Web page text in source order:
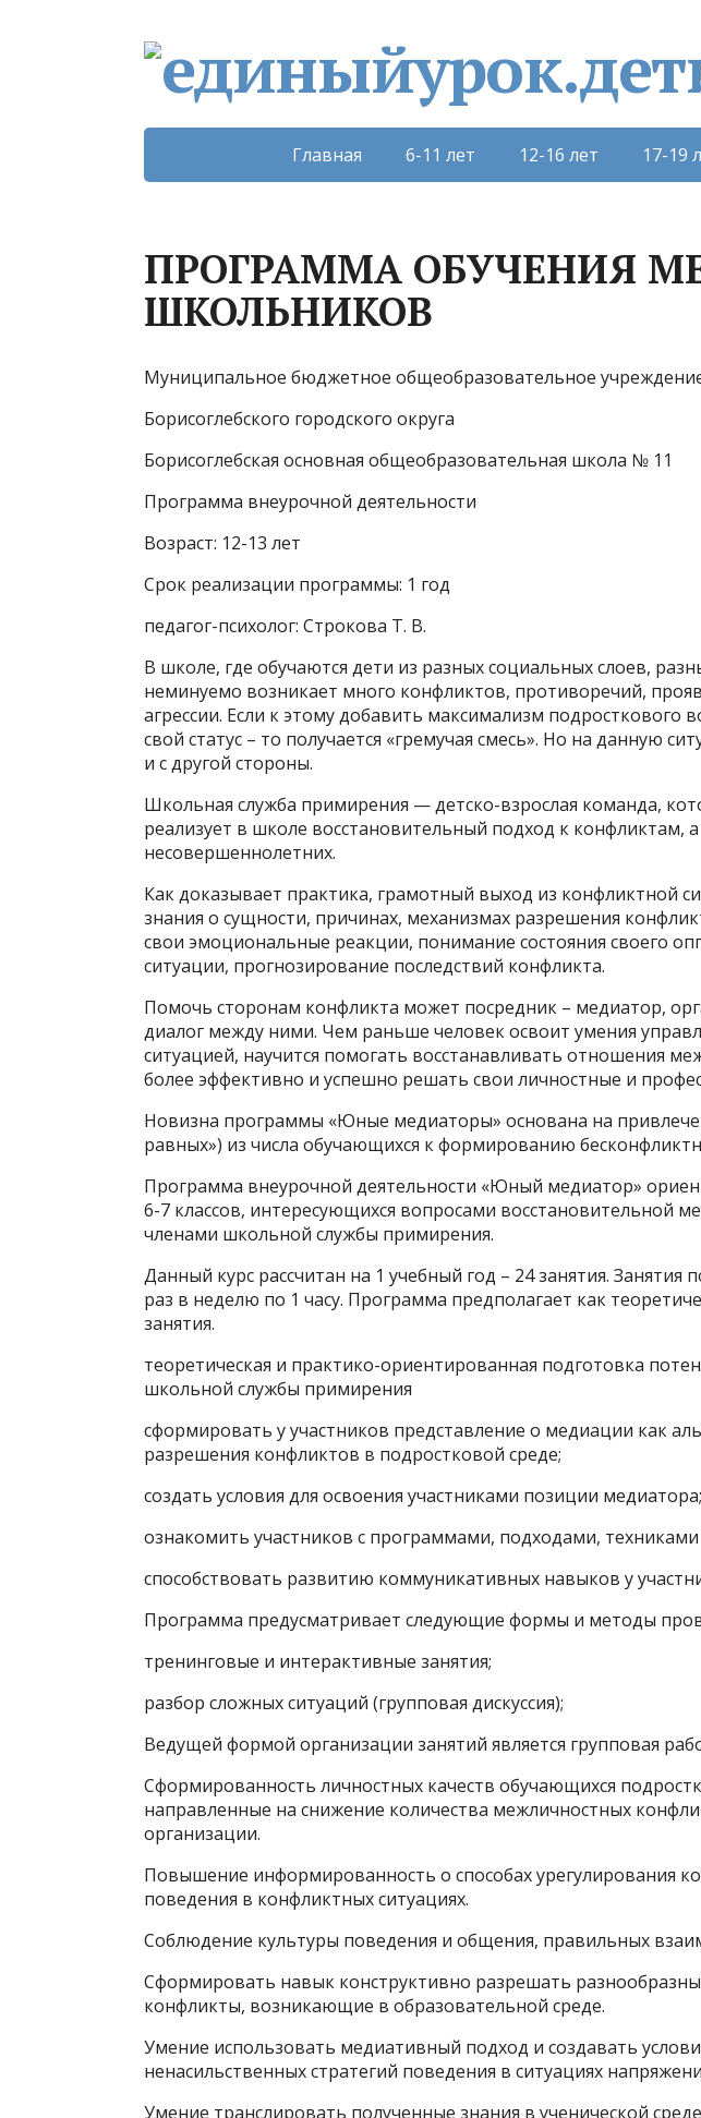
Главная 6-11 лет 12-16 лет 17-19
ПРОГРАММА ОБУЧЕНИЯ
ШКОЛЬНИКОВ
Муниципальное бюджетное общеобразовательное
Борисоглебского городского округа
Борисоглебская основная общеобразовательная школа № 11
Программа внеурочной деятельности
Возраст: 12-13 лет
Срок реализации программы: 1 год
педагог-психолог: Строкова Т. В.
В школе, где обучаются дети из разных социальных слоев,
неминуемо возникает много конфликтов, противоречий,
агрессии. Если к этому добавить максимализм подросткового
свой статус – то получается «гремучая смесь». Но на данную
и с другой стороны.
Школьная служба примирения — детско-взрослая команда,
реализует в школе восстановительный подход к конфликтам,
несовершеннолетних.
Как доказывает практика, грамотный выход из конфликтной
знания о сущности, причинах, механизмах разрешения
свои эмоциональные реакции, понимание состояния своего
ситуации, прогнозирование последствий конфликта.
Помочь сторонам конфликта может посредник – медиатор,
диалог между ними. Чем раньше человек освоит умения
ситуацией, научится помогать восстанавливать отношения
более эффективно и успешно решать свои личностные и
Новизна программы «Юные медиаторы» основана на
равных») из числа обучающихся к формированию
Программа внеурочной деятельности «Юный медиатор»
6-7 классов, интересующихся вопросами восстановительной
членами школьной службы примирения.
Данный курс рассчитан на 1 учебный год – 24 занятия. Занятия
раз в неделю по 1 часу. Программа предполагает как
занятия.
теоретическая и практико-ориентированная подготовка
школьной службы примирения
сформировать у участников представление о медиации как
разрешения конфликтов в подростковой среде;
создать условия для освоения участниками позиции медиатора;
ознакомить участников с программами, подходами,
способствовать развитию коммуникативных навыков у
Программа предусматривает следующие формы и методы
тренинговые и интерактивные занятия;
разбор сложных ситуаций (групповая дискуссия);
Ведущей формой организации занятий является групповая
Сформированность личностных качеств обучающихся
направленные на снижение количества межличностных
организации.
Повышение информированность о способах урегулирования
поведения в конфликтных ситуациях.
Соблюдение культуры поведения и общения, правильных
Сформировать навык конструктивно разрешать
конфликты, возникающие в образовательной среде.
Умение использовать медиативный подход и создавать
ненасильственных стратегий поведения в ситуациях
Умение транслировать полученные знания в ученической